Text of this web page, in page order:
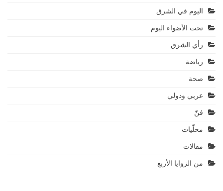
اليوم في الشرق
تحت الأضواء اليوم
رأي الشرق
رياضة
صحة
عربي ودولي
فنّ
محلّيات
مقالات
من الزوايا الأربع